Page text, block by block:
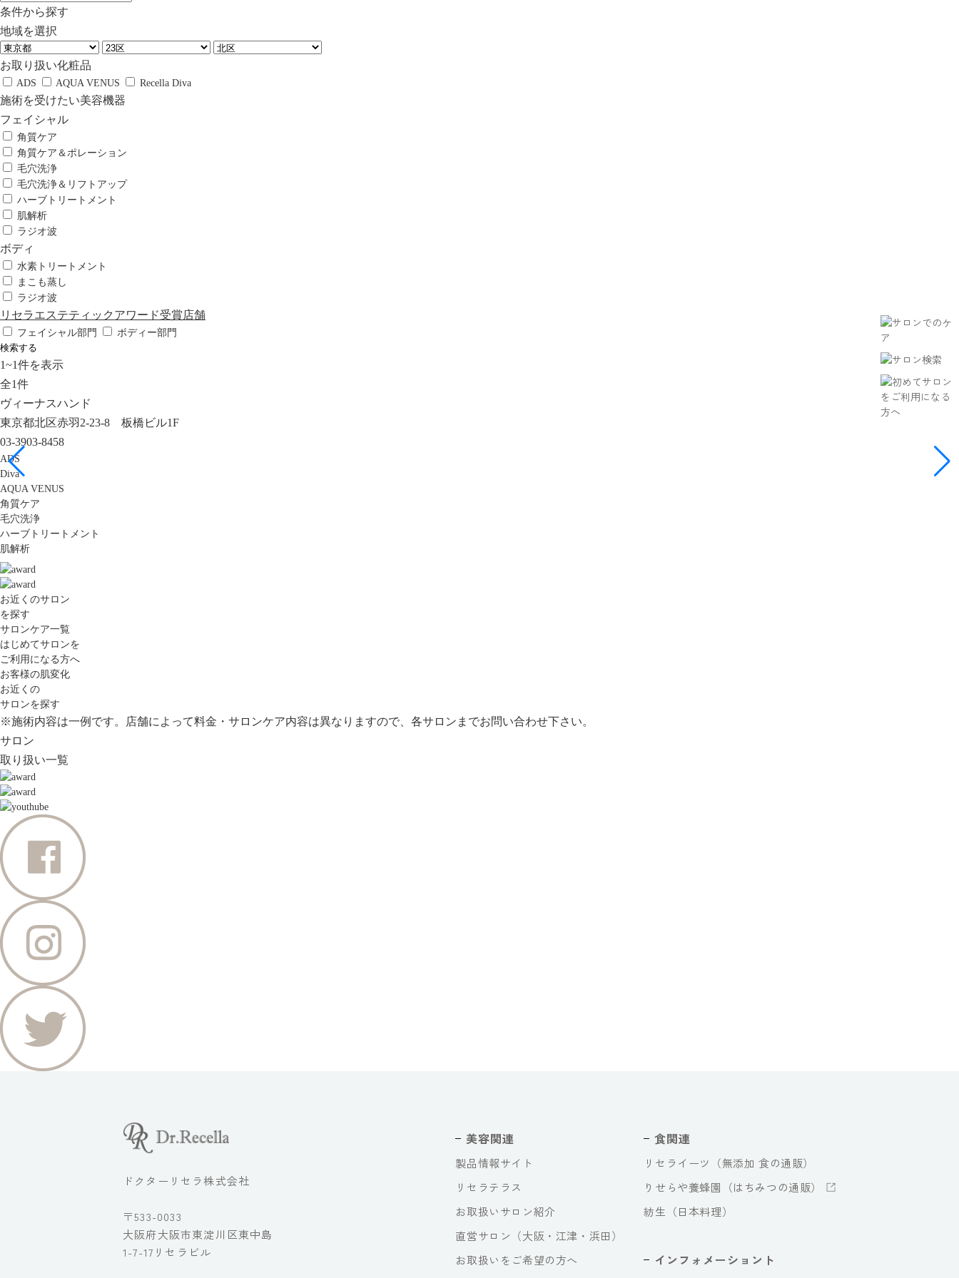
条件から探す
地域を選択
お取り扱い化粧品
ADS AQUA VENUS Recella Diva
施術を受けたい美容機器
フェイシャル
角質ケア
角質ケア＆ポレーション
毛穴洗浄
毛穴洗浄＆リフトアップ
ハーブトリートメント
肌解析
ラジオ波
ボディ
水素トリートメント
まこも蒸し
ラジオ波
リセラエステティックアワード受賞店舗
フェイシャル部門
ボディー部門
検索する
1~1件を表示
全1件
ヴィーナスハンド
東京都北区赤羽2-23-8 板橋ビル1F
03-3903-8458
ADS
Diva
AQUA VENUS
角質ケア
毛穴洗浄
ハーブトリートメント
肌解析
お近くのサロン
を探す
サロンケア一覧
はじめてサロンを
ご利用になる方へ
お客様の肌変化
お近くの
サロンを探す
※施術内容は一例です。店舗によって料金・サロンケア内容は異なりますので、各サロンまでお問い合わせ下さい。
サロン
取り扱い一覧
ドクターリセラ株式会社
〒533-0033
大阪府大阪市東淀川区東中島
1-7-17リセラビル
美容関連
製品情報サイト
リセラテラス
お取扱いサロン紹介
直営サロン（大阪・江津・浜田）
お取扱いをご希望の方へ
食関連
リセライーツ（無添加 食の通販）
りせらや養蜂園（はちみつの通販）
紡生（日本料理）
インフォメーショント